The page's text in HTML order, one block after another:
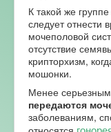
К такой же
следует отнести
мочеполовой
отсутствие
крипторхизм,
мошонки.
Менее
передаются
заболеваниям,